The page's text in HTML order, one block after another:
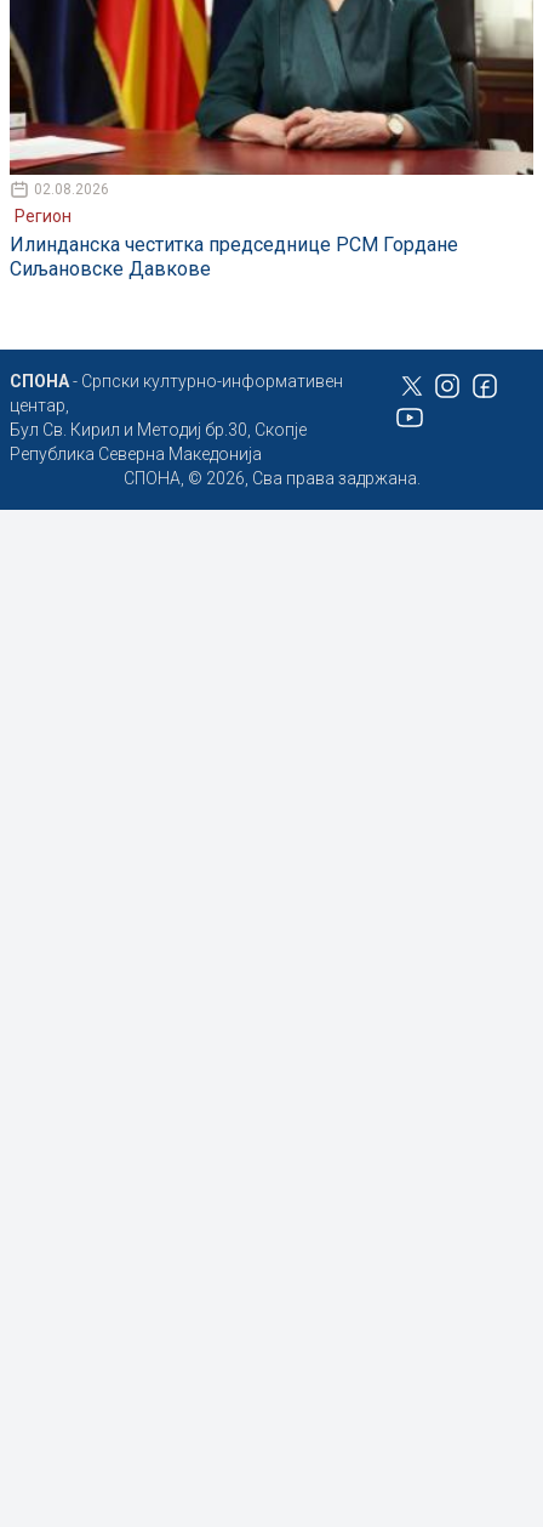
02.08.2026
Регион
Илинданска честитка председнице РСМ Гордане
Сиљановске Давкове
СПОНА- Српски културно-информативен
центар,
Бул Св. Кирил и Методиј бр.30, Скопје
Република Северна Македонија
СПОНА, © 2026, Сва права задржана.